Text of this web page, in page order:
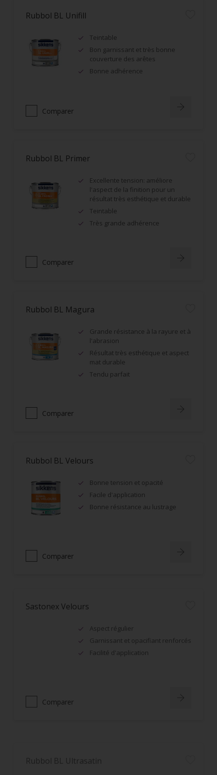
Rubbol BL Unifill
Teintable
Bon garnissant et très bonne
couverture des arêtes
Bonne adhérence
Comparer
Rubbol BL Primer
Excellente tension: améliore
l'aspect de la finition pour un
résultat très esthétique et durable
Teintable
Très grande adhérence
Comparer
Rubbol BL Magura
Grande résistance à la rayure et à
l'abrasion
Résultat très esthétique et aspect
mat durable
Tendu parfait
Comparer
Rubbol BL Velours
Bonne tension et opacité
Facile d'application
Bonne résistance au lustrage
Comparer
Sastonex Velours
Aspect régulier
Garnissant et opacifiant renforcés
Facilité d'application
Comparer